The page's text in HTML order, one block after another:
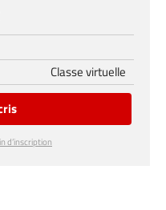
Classe virtuelle
d’inscription